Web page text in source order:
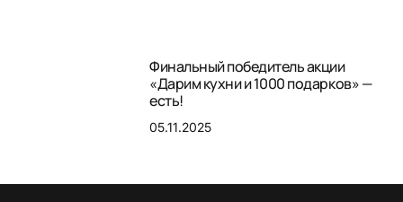
Финальный победитель акции
«Дарим кухни и 1000 подарков» —
есть!
05.11.2025